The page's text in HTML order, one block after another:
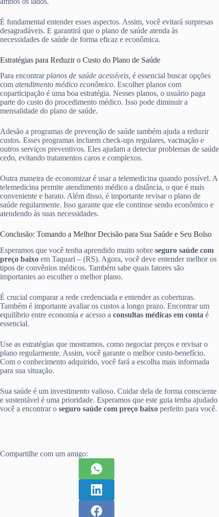
É fundamental entender esses aspectos. Assim, você evitará surpresas
desagradáveis. E garantirá que o plano de saúde atenda às
necessidades de saúde de forma eficaz e econômica.
Estratégias para Reduzir o Custo do Plano de Saúde
Para encontrarplanos de saúde acessíveis, é essencial buscar opções
com atendimento médico econômico. Escolher planos com
coparticipação é uma boa estratégia. Nesses planos, o usuário paga
parte do custo do procedimento médico. Isso pode diminuir a
mensalidade do plano de saúde.
Adesão a programas de prevenção de saúde também ajuda a reduzir
custos. Esses programas incluem check-ups regulares, vacinação e
outros serviços preventivos. Eles ajudam a detectar problemas de saúde
cedo, evitando tratamentos caros e complexos.
Outra maneira de economizar é usar a telemedicina quando possível. A
telemedicina permite atendimento médico a distância, o que é mais
conveniente e barato. Além disso, é importante revisar o plano de
saúde regularmente. Isso garante que ele continue sendo econômico e
atendendo às suas necessidades.
Conclusão: Tomando a Melhor Decisão para Sua Saúde e Seu Bolso
Esperamos que você tenha aprendido muito sobre seguro saúde com
preço baixo em Taquari – (RS). Agora, você deve entender melhor os
tipos de convênios médicos. Também sabe quais fatores são
importantes ao escolher o melhor plano.
É crucial comparar a rede credenciada e entender as coberturas.
Também é importante avaliar os custos a longo prazo. Encontrar um
equilíbrio entre economia e acesso a consultas médicas em conta é
essencial.
Use as estratégias que mostramos, como negociar preços e revisar o
plano regularmente. Assim, você garante o melhor custo-benefício.
Com o conhecimento adquirido, você fará a escolha mais informada
para sua situação.
Sua saúde é um investimento valioso. Cuidar dela de forma consciente
e sustentável é uma prioridade. Esperamos que este guia tenha ajudado
você a encontrar o seguro saúde com preço baixo perfeito para você.
Compartilhe com um amigo: